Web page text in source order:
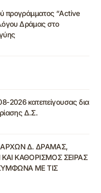
προγράμματος “Active
Δράμας στο
2026 κατεπείγουσας δια
Δ.Σ.
Δ. ΔΡΑΜΑΣ,
ΚΑΘΟΡΙΣΜΟΣ ΣΕΙΡΑΣ
ΜΕ ΤΙΣ